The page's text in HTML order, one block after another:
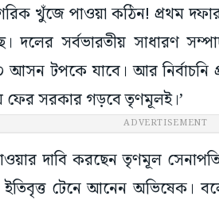
খুঁজে পাওয়া কঠিন! প্রথম
সর্বভারতীয় সাধারণ
টপকে যাবে। আর নির্বাচনি
ফের সরকার গড়বে তৃণমূলই।’
ADVERTISEMENT
দাবি করছেন তৃণমূল
টেনে আনেন অভিষেক।